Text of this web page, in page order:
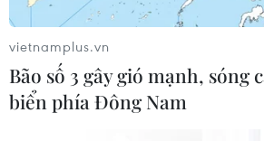
ở Thái Lan
Thực phẩm Việt Nam chinh phục
vietnamplus.vn
Bão số 3 gây gió mạnh, sóng
biển phía Đông Nam